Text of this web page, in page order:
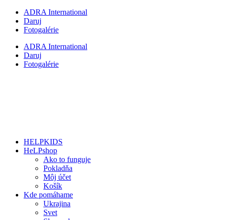
Preskočiť
obsah
ADRA International
Daruj
Fotogalérie
ADRA International
Daruj
Fotogalérie
HELPKIDS
HeLPshop
Ako to funguje
Pokladňa
Môj účet
Košík
Kde pomáhame
Ukrajina
Svet